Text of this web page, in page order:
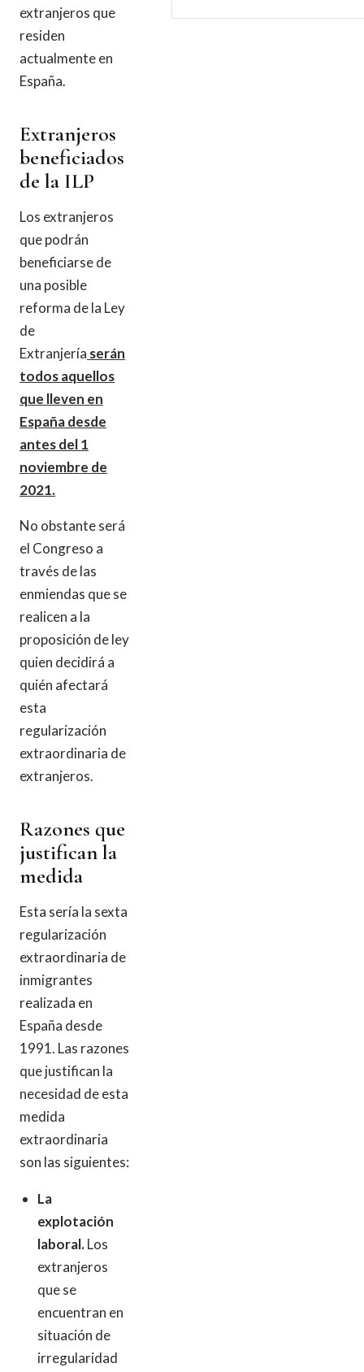
extranjeros que
residen
actualmente en
España.
Extranjeros
beneficiados
de la ILP
Los extranjeros
que podrán
beneficiarse de
una posible
reforma de la Ley
de
Extranjería serán
todos aquellos
que lleven en
España desde
antes del 1
noviembre de
2021.
No obstante será
el Congreso a
través de las
enmiendas que se
realicen a la
proposición de ley
quien decidirá a
quién afectará
esta
regularización
extraordinaria de
extranjeros.
Razones que
justifican la
medida
Esta sería la sexta
regularización
extraordinaria de
inmigrantes
realizada en
España desde
1991. Las razones
que justifican la
necesidad de esta
medida
extraordinaria
son las siguientes:
La
explotación
laboral.Los
extranjeros
que se
encuentran en
situación de
irregularidad